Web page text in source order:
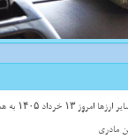
۱۴۰۵ به همراه جدول
مادری